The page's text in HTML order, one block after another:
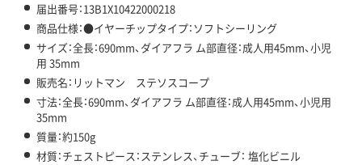
届出番号：13B1X10422000218
商品仕様：●イヤーチップタイプ：ソフトシーリング
サイズ：全長：690mm、ダイアフラ ム部直径：成人用45mm、小児
用 35mm
販売名：リットマン ステソスコープ
寸法：全長：690mm、ダイアフラ ム部直径：成人用45mm、小児用
35mm
質量：約150g
材質：チェストピース：ステンレス、チューブ： 塩化ビニル